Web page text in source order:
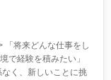
「将来どんな仕事をし
で経験を積みたい」
く、新しいことに挑